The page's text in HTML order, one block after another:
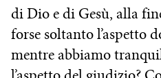
di Dio e di Gesù, alla
forse soltanto l’aspetto
mentre abbiamo